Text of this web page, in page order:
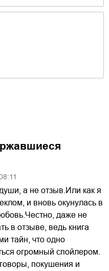
а не отзыв.Или как я
и вновь окунулась в
даже не
в отзыве, ведь книга
тайн, что одно
огромный спойлером.
покушения и